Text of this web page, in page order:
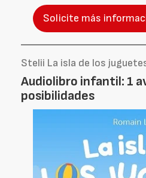
Solicite más
Stelii La isla de los
Audiolibro infantil: 1
posibilidades